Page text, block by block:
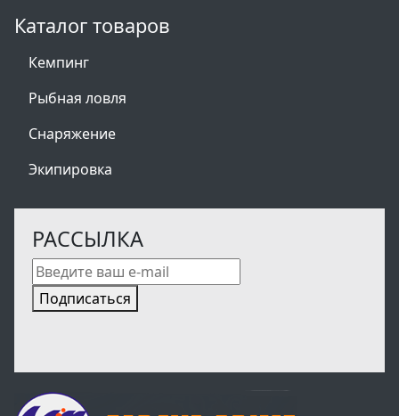
Каталог товаров
Кемпинг
Рыбная ловля
Снаряжение
Экипировка
РАССЫЛКА
Подписаться